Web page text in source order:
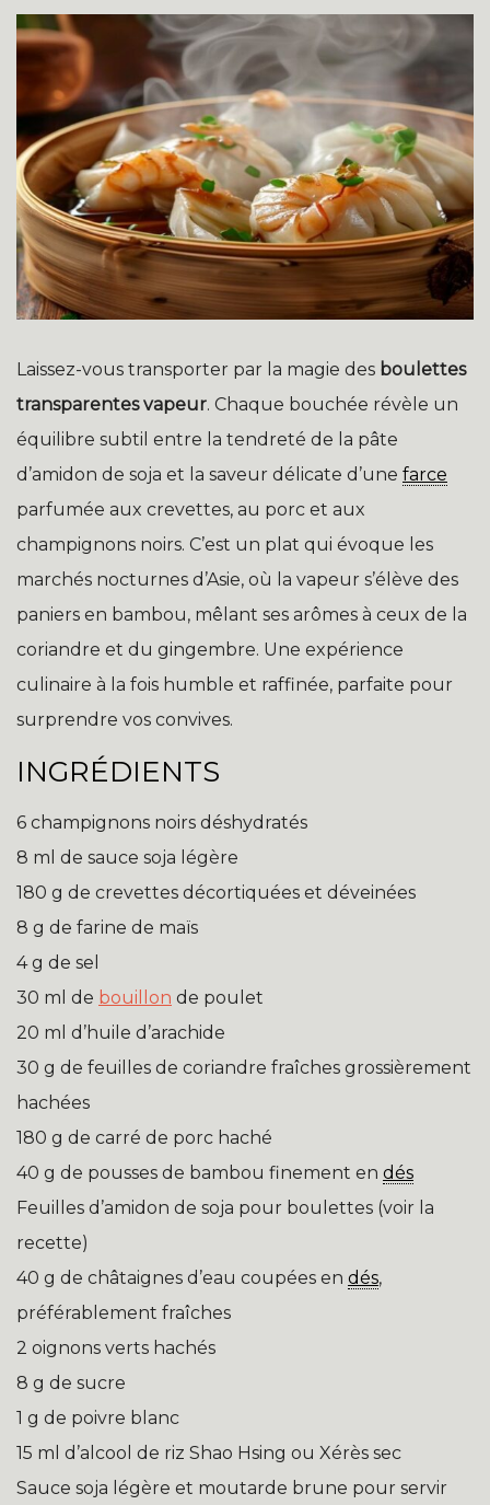
Laissez-vous transporter par la magie des boulettes
transparentes vapeur. Chaque bouchée révèle un
équilibre subtil entre la tendreté de la pâte
d’amidon de soja et la saveur délicate d’une farce
parfumée aux crevettes, au porc et aux
champignons noirs. C’est un plat qui évoque les
marchés nocturnes d’Asie, où la vapeur s’élève des
paniers en bambou, mêlant ses arômes à ceux de la
coriandre et du gingembre. Une expérience
culinaire à la fois humble et raffinée, parfaite pour
surprendre vos convives.
INGRÉDIENTS
6 champignons noirs déshydratés
8 ml de sauce soja légère
180 g de crevettes décortiquées et déveinées
8 g de farine de maïs
4 g de sel
30 ml de bouillon de poulet
20 ml d’huile d’arachide
30 g de feuilles de coriandre fraîches grossièrement
hachées
180 g de carré de porc haché
40 g de pousses de bambou finement en dés
Feuilles d’amidon de soja pour boulettes (voir la
recette)
40 g de châtaignes d’eau coupées en dés,
préférablement fraîches
2 oignons verts hachés
8 g de sucre
1 g de poivre blanc
15 ml d’alcool de riz Shao Hsing ou Xérès sec
Sauce soja légère et moutarde brune pour servir